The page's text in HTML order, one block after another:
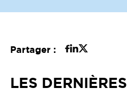
Partager :
LES DERNIÈRES